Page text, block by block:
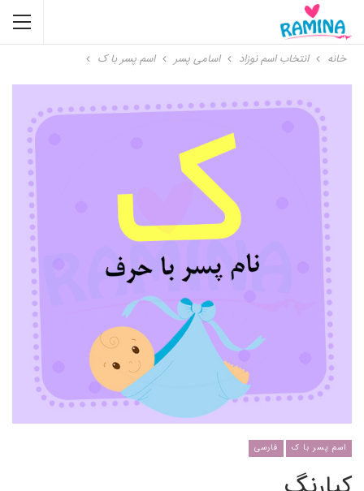
خانه انتخاب اسم نوزاد اسامی پسر اسم پسر با ک
اسم پسر با ک فارسی